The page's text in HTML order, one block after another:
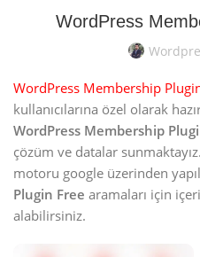
WordPress
WordPress Membership
kullanıcılarına özel olarak
WordPress Membership
çözüm ve datalar
motoru google üzerinden
Plugin Free aramaları için
alabilirsiniz.